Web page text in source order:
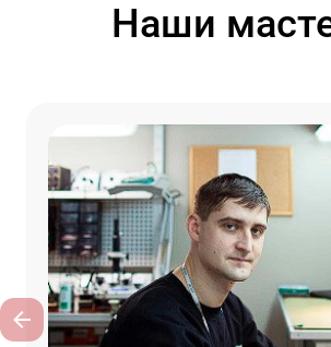
Наши